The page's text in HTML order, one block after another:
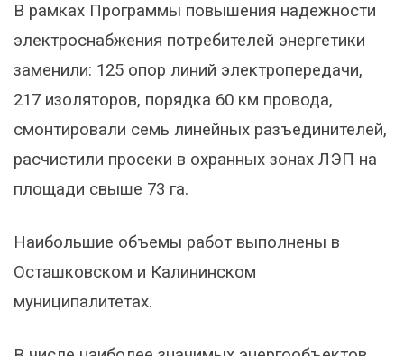
В рамках Программы повышения надежности
электроснабжения потребителей энергетики
заменили: 125 опор линий электропередачи,
217 изоляторов, порядка 60 км провода,
смонтировали семь линейных разъединителей,
расчистили просеки в охранных зонах ЛЭП на
площади свыше 73 га.
Наибольшие объемы работ выполнены в
Осташковском и Калининском
муниципалитетах.